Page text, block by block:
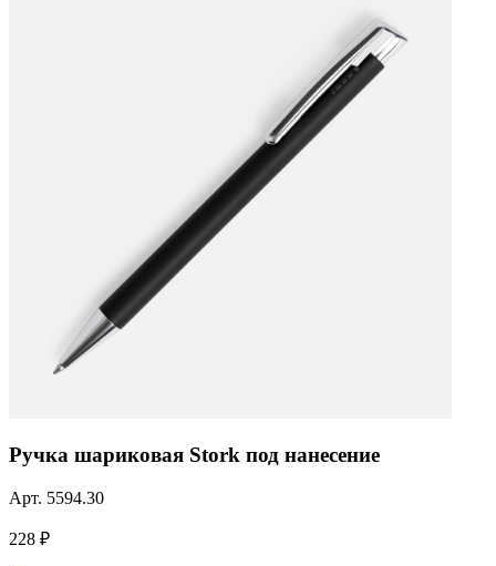
Ручка шариковая Stork под нанесение
Арт. 5594.30
228 ₽